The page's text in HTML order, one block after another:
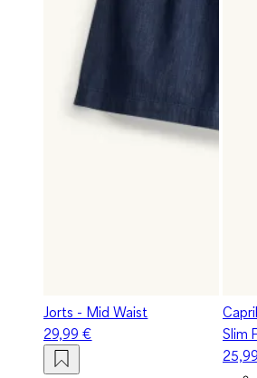
Jorts - Mid Waist
29,99 €
Slim